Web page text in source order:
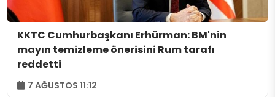
KKTC Cumhurbaşkanı Erhürman: BM'nin
mayın temizleme önerisini Rum tarafı
reddetti
7 AĞUSTOS 11:12